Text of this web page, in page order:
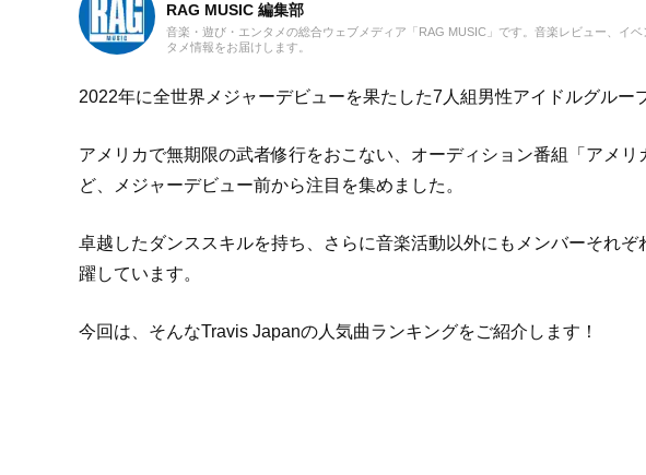
RAG MUSIC 編集部
音楽・遊び・エンタメの総合ウェブメディア「RAG MUSIC」です。音楽レビュー、イ
タメ情報をお届けします。
2022年に全世界メジャーデビューを果たした7人組男性アイドルグルー
アメリカで無期限の武者修行をおこない、オーディション番組「アメ
ど、メジャーデビュー前から注目を集めました。
卓越したダンススキルを持ち、さらに音楽活動以外にもメンバーそれ
躍しています。
今回は、そんなTravis Japanの人気曲ランキングをご紹介します！